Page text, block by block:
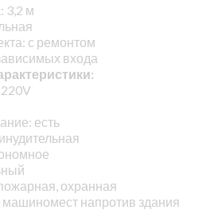
3,2 м
с ремонтом
входа
есть
охранная
машиномест напротив здания